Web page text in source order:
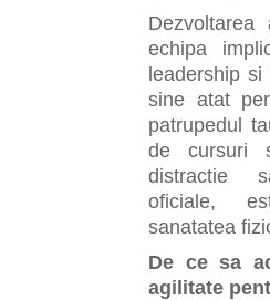
echipa
leadership si
sine atat
patrupedul
de cursuri
distractie
oficiale,
sanatatea
De ce sa
agilitate